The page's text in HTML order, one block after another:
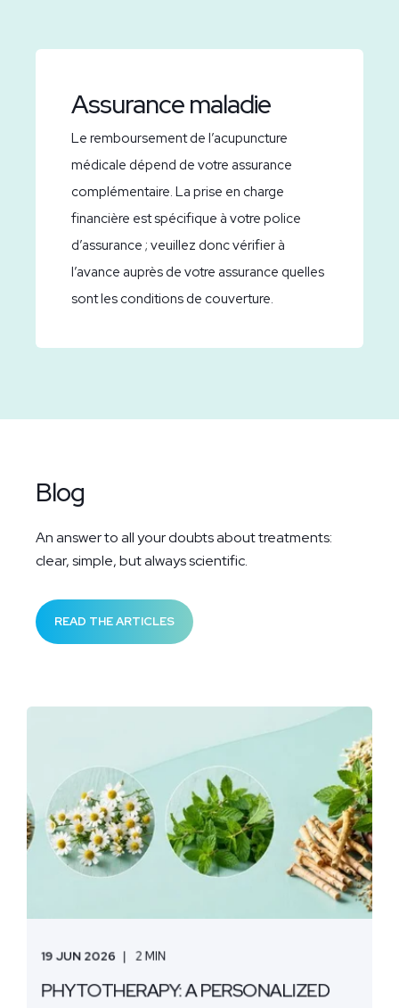
Assurance maladie
Le remboursement de l’acupuncture
médicale dépend de votre assurance
complémentaire. La prise en charge
financière est spécifique à votre police
d’assurance ; veuillez donc vérifier à
l’avance auprès de votre assurance quelles
sont les conditions de couverture.
Blog
An answer to all your doubts about treatments:
clear, simple, but always scientific.
READ THE ARTICLES
19 JUN 2026 2 MIN
PHYTOTHERAPY: A PERSONALIZED